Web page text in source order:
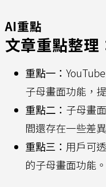
AI重點
文章重點整理
重點一：
子母畫面功能，
重點二： 子母畫
間還存在一些差
重點三： 用戶可
的子母畫面功能。